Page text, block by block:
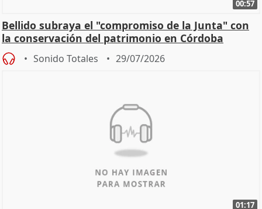
00:57
Bellido subraya el "compromiso de la Junta" con
la conservación del patrimonio en Córdoba
Sonido Totales 29/07/2026
01:17